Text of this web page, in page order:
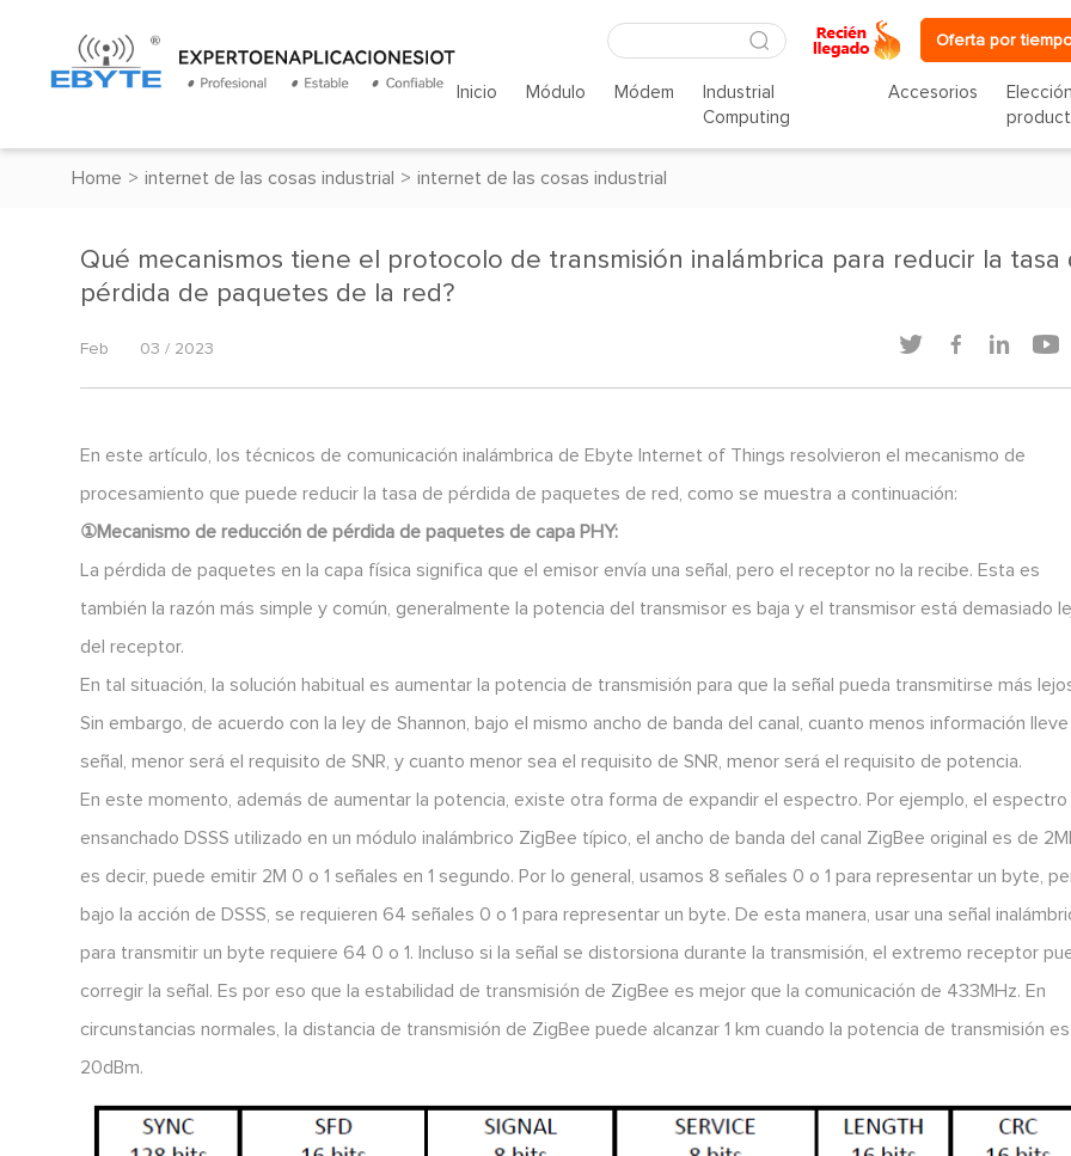
Oferta por
Inicio Módulo Módem
Industrial
Computing
Accesorios
Home > internet de las cosas industrial > internet de las cosas industrial
Qué mecanismos tiene el protocolo de transmisión inalámbrica para reducir la tasa
pérdida de paquetes de la red?
Feb 03 / 2023    
En este artículo, los técnicos de comunicación inalámbrica de Ebyte Internet of Things resolvieron el mecanismo de
procesamiento que puede reducir la tasa de pérdida de paquetes de red, como se muestra a continuación:
①Mecanismo de reducción de pérdida de paquetes de capa PHY:
La pérdida de paquetes en la capa física significa que el emisor envía una señal, pero el receptor no la recibe. Esta es
también la razón más simple y común, generalmente la potencia del transmisor es baja y el transmisor está demasiado
del receptor.
En tal situación, la solución habitual es aumentar la potencia de transmisión para que la señal pueda transmitirse más
Sin embargo, de acuerdo con la ley de Shannon, bajo el mismo ancho de banda del canal, cuanto menos información lleve
señal, menor será el requisito de SNR, y cuanto menor sea el requisito de SNR, menor será el requisito de potencia.
En este momento, además de aumentar la potencia, existe otra forma de expandir el espectro. Por ejemplo, el espectro
ensanchado DSSS utilizado en un módulo inalámbrico ZigBee típico, el ancho de banda del canal ZigBee original es de
es decir, puede emitir 2M 0 o 1 señales en 1 segundo. Por lo general, usamos 8 señales 0 o 1 para representar un byte,
bajo la acción de DSSS, se requieren 64 señales 0 o 1 para representar un byte. De esta manera, usar una señal
para transmitir un byte requiere 64 0 o 1. Incluso si la señal se distorsiona durante la transmisión, el extremo receptor
corregir la señal. Es por eso que la estabilidad de transmisión de ZigBee es mejor que la comunicación de 433MHz. En
circunstancias normales, la distancia de transmisión de ZigBee puede alcanzar 1 km cuando la potencia de transmisión
20dBm.